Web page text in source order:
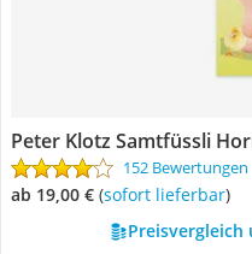
‎Peter Klotz Samtfüssli
152 Bewertungen
ab 19,00 € ( Sofort lieferbar)
Preisvergleich